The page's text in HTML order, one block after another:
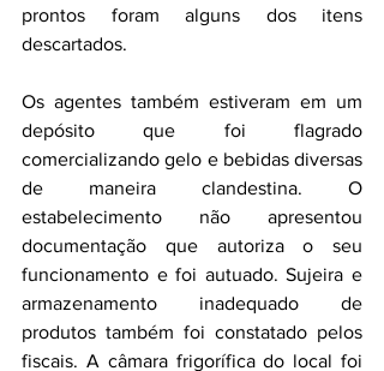
prontos foram alguns dos itens
descartados.
Os agentes também estiveram em um
depósito que foi flagrado
comercializando gelo e bebidas diversas
de maneira clandestina. O
estabelecimento não apresentou
documentação que autoriza o seu
funcionamento e foi autuado. Sujeira e
armazenamento inadequado de
produtos também foi constatado pelos
fiscais. A câmara frigorífica do local foi